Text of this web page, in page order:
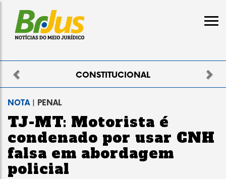
ELEITORAL
Previous
NOTA| PENAL
TJ-MT: Motorista é
condenado por usar CNH
falsa em abordagem
policial